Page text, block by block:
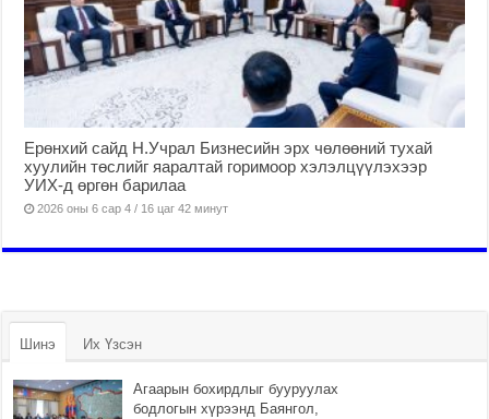
Ерөнхий сайд Н.Учрал Бизнесийн эрх чөлөөний тухай
хуулийн төслийг яаралтай горимоор хэлэлцүүлэхээр
УИХ-д өргөн барилаа
2026 оны 6 сар 4 / 16 цаг 42 минут
Шинэ Их Үзсэн
Агаарын бохирдлыг бууруулах
бодлогын хүрээнд Баянгол,